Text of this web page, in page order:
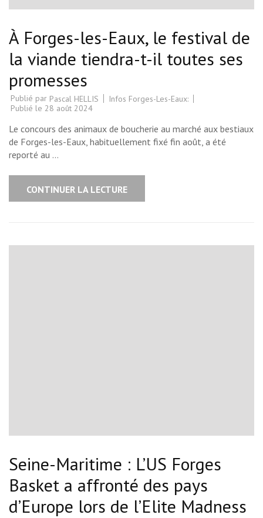
À Forges-les-Eaux, le festival de
la viande tiendra-t-il toutes ses
promesses
Publié par Pascal HELLIS
Infos Forges-Les-Eaux:
Publié le 28 août 2024
Le concours des animaux de boucherie au marché aux bestiaux
de Forges-les-Eaux, habituellement fixé fin août, a été
reporté au …
CONTINUER LA LECTURE
Seine-Maritime : L’US Forges
Basket a affronté des pays
d’Europe lors de l’Elite Madness